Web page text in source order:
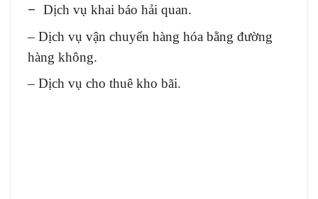
– Dịch vụ khai báo hải quan.
– Dịch vụ vận chuyển hàng hóa bằng đường
hàng không.
– Dịch vụ cho thuê kho bãi.